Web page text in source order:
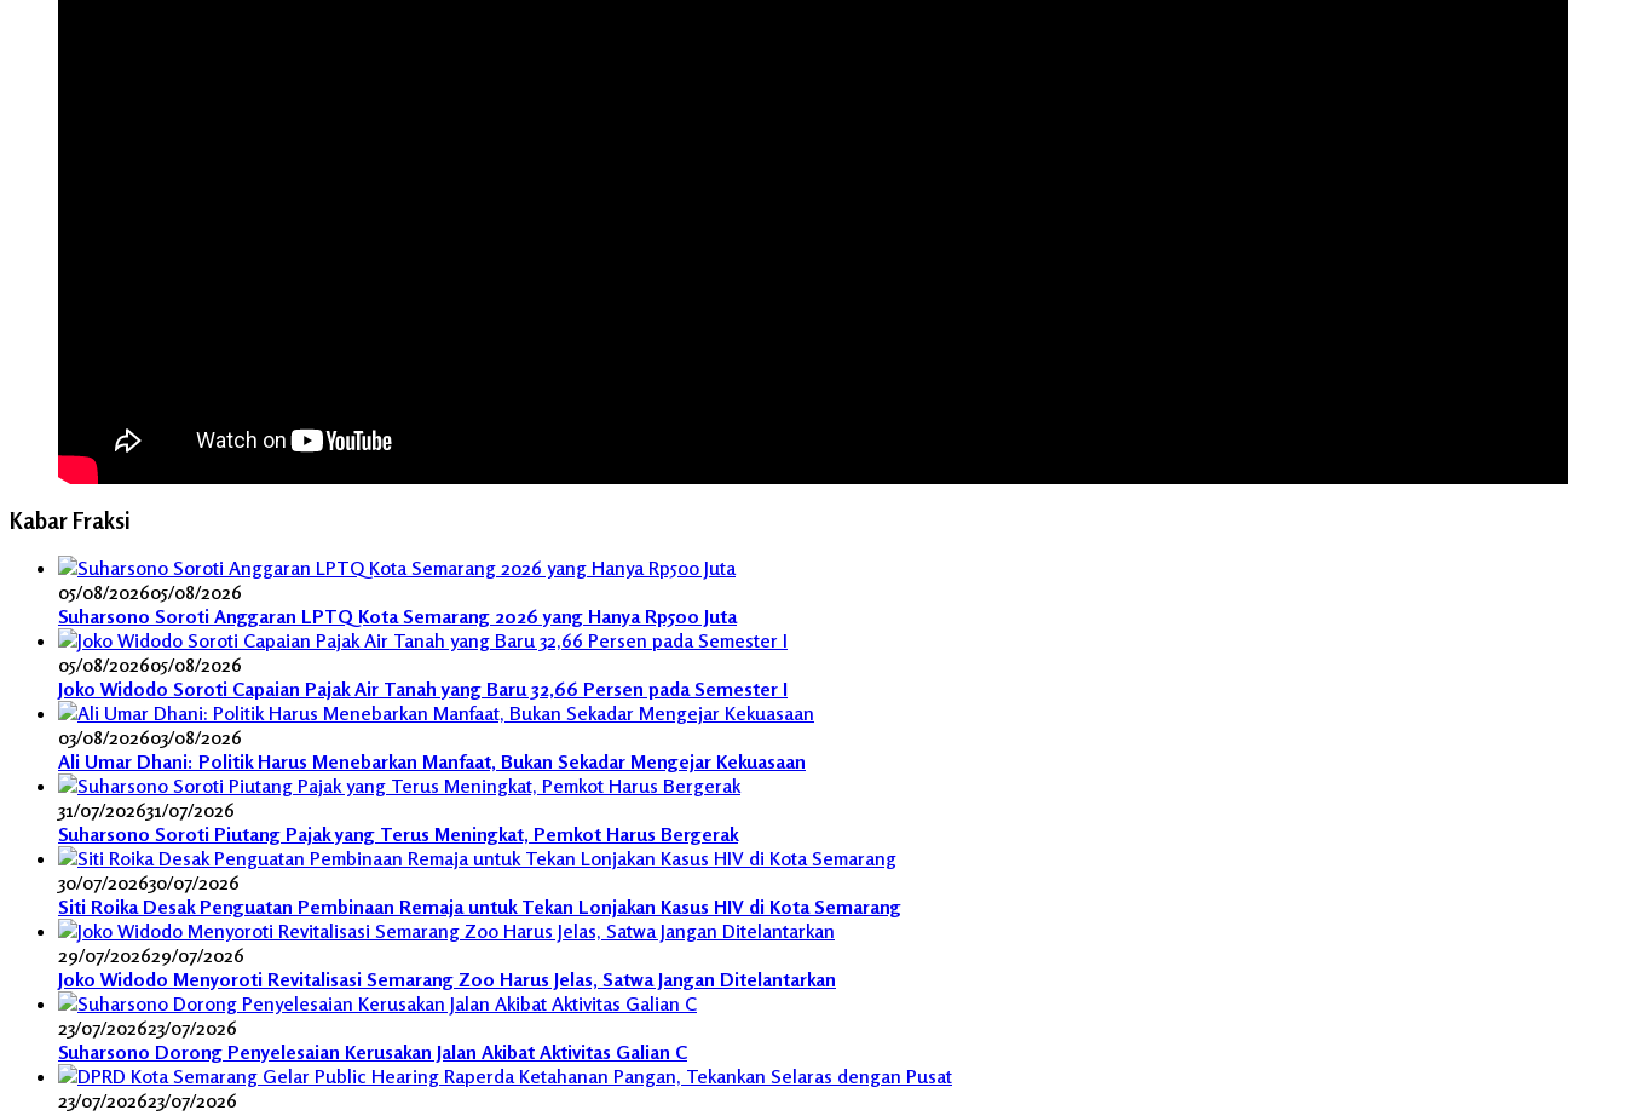
Kabar Fraksi
05/08/202605/08/2026
Suharsono Soroti Anggaran LPTQ Kota Semarang 2026 yang Hanya Rp500 Juta
05/08/202605/08/2026
Joko Widodo Soroti Capaian Pajak Air Tanah yang Baru 32,66 Persen pada Semester I
03/08/202603/08/2026
Ali Umar Dhani: Politik Harus Menebarkan Manfaat, Bukan Sekadar Mengejar Kekuasaan
31/07/202631/07/2026
Suharsono Soroti Piutang Pajak yang Terus Meningkat, Pemkot Harus Bergerak
30/07/202630/07/2026
Siti Roika Desak Penguatan Pembinaan Remaja untuk Tekan Lonjakan Kasus HIV di Kota Semarang
29/07/202629/07/2026
Joko Widodo Menyoroti Revitalisasi Semarang Zoo Harus Jelas, Satwa Jangan Ditelantarkan
23/07/202623/07/2026
Suharsono Dorong Penyelesaian Kerusakan Jalan Akibat Aktivitas Galian C
23/07/202623/07/2026